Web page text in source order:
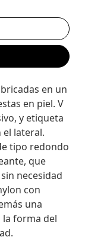
en un
en piel. V
y etiqueta
el lateral.
tipo redondo
que
necesidad
con
una
la forma del